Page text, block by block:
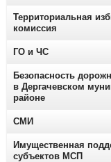
Территориальная
комиссия
ГО и ЧС
Безопасность
в Дергачевском
районе
СМИ
Имущественная
субъектов МСП